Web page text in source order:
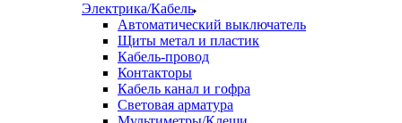
Электрика/Кабель
Автоматический выключатель
Щиты метал и пластик
Кабель-провод
Контакторы
Кабель канал и гофра
Световая арматура